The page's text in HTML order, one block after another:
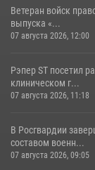
Ветеран войск
выпуска «...
07 августа 2026, 12:00
Рэпер ST посетил
клиническом г...
07 августа 2026, 11:18
В Росгвардии
составом военн...
07 августа 2026, 09:05